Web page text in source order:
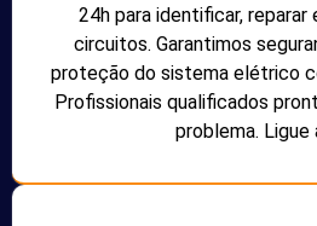
24h para identificar,
circuitos. Garantimos
proteção do sistema elétrico
Profissionais qualificados
problema. Ligue